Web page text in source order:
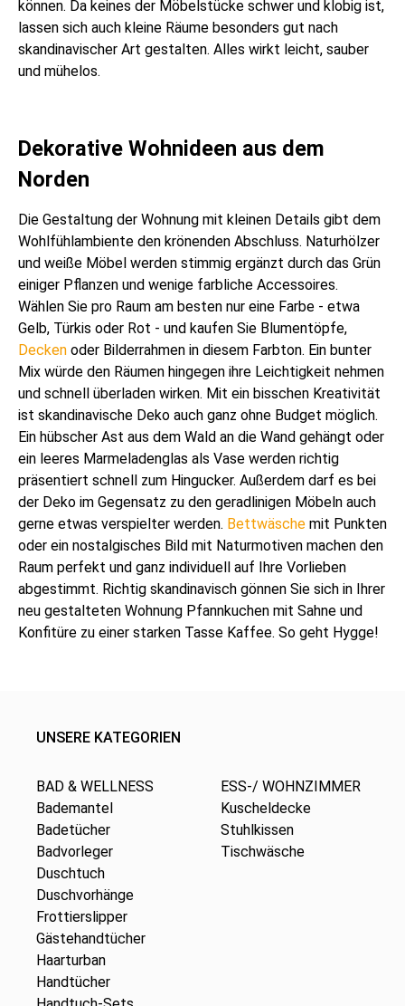
können. Da keines der Möbelstücke schwer und klobig ist,
lassen sich auch kleine Räume besonders gut nach
skandinavischer Art gestalten. Alles wirkt leicht, sauber
und mühelos.
Dekorative Wohnideen aus dem
Norden
Die Gestaltung der Wohnung mit kleinen Details gibt dem
Wohlfühlambiente den krönenden Abschluss. Naturhölzer
und weiße Möbel werden stimmig ergänzt durch das Grün
einiger Pflanzen und wenige farbliche Accessoires.
Wählen Sie pro Raum am besten nur eine Farbe - etwa
Gelb, Türkis oder Rot - und kaufen Sie Blumentöpfe,
Decken oder Bilderrahmen in diesem Farbton. Ein bunter
Mix würde den Räumen hingegen ihre Leichtigkeit nehmen
und schnell überladen wirken. Mit ein bisschen Kreativität
ist skandinavische Deko auch ganz ohne Budget möglich.
Ein hübscher Ast aus dem Wald an die Wand gehängt oder
ein leeres Marmeladenglas als Vase werden richtig
präsentiert schnell zum Hingucker. Außerdem darf es bei
der Deko im Gegensatz zu den geradlinigen Möbeln auch
gerne etwas verspielter werden. Bettwäsche mit Punkten
oder ein nostalgisches Bild mit Naturmotiven machen den
Raum perfekt und ganz individuell auf Ihre Vorlieben
abgestimmt. Richtig skandinavisch gönnen Sie sich in Ihrer
neu gestalteten Wohnung Pfannkuchen mit Sahne und
Konfitüre zu einer starken Tasse Kaffee. So geht Hygge!
UNSERE KATEGORIEN
BAD & WELLNESS
Bademantel
Badetücher
Badvorleger
Duschtuch
Duschvorhänge
Frottierslipper
Gästehandtücher
Haarturban
Handtücher
ESS-/ WOHNZIMMER
Kuscheldecke
Stuhlkissen
Tischwäsche